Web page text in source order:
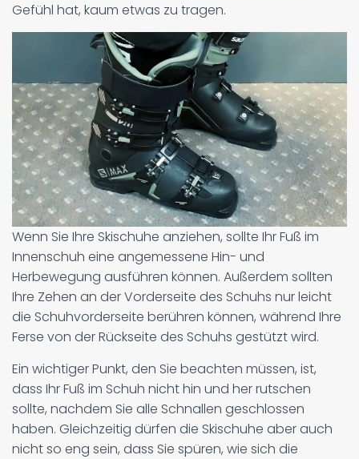
Gefühl hat, kaum etwas zu tragen.
Wenn Sie Ihre Skischuhe anziehen, sollte Ihr Fuß im
Innenschuh eine angemessene Hin- und
Herbewegung ausführen können. Außerdem sollten
Ihre Zehen an der Vorderseite des Schuhs nur leicht
die Schuhvorderseite berühren können, während Ihre
Ferse von der Rückseite des Schuhs gestützt wird.
Ein wichtiger Punkt, den Sie beachten müssen, ist,
dass Ihr Fuß im Schuh nicht hin und her rutschen
sollte, nachdem Sie alle Schnallen geschlossen
haben. Gleichzeitig dürfen die Skischuhe aber auch
nicht so eng sein, dass Sie spüren, wie sich die